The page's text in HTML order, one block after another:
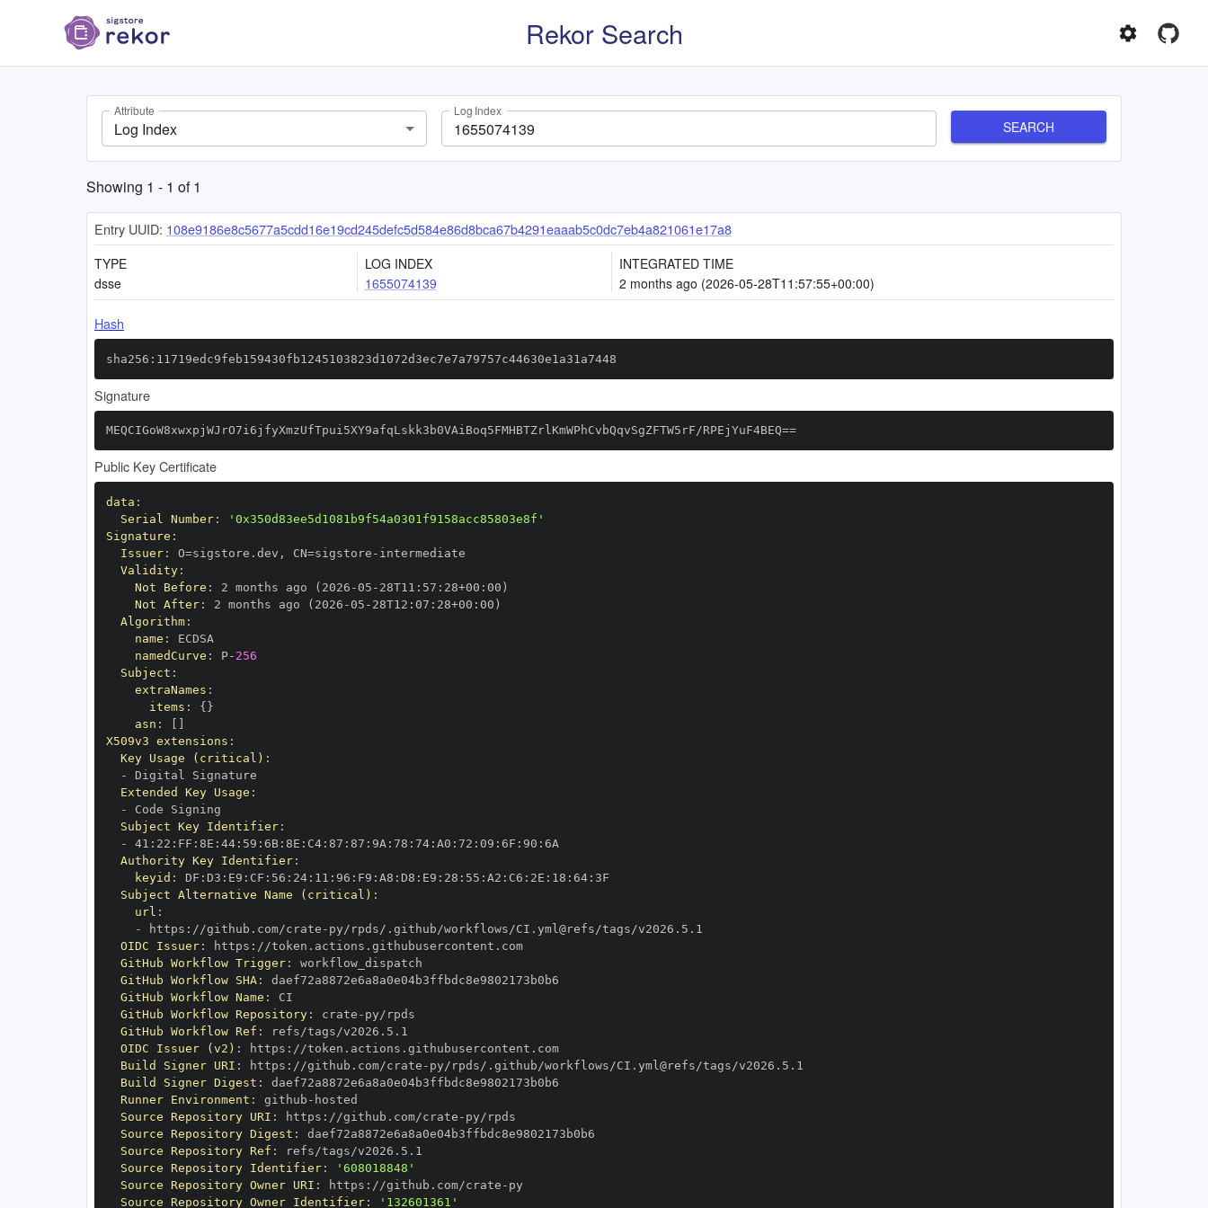
Rekor Search
Attribute
Log Index
Log Index
SEARCH
Showing 1 - 1 of1
Entry UUID: 108e9186e8c5677a5cdd16e19cd245defc5d584e86d8bca67b4291eaaab5c0dc7eb4a821061e17a8
TYPE
dsse
LOG INDEX
1655074139
INTEGRATED TIME
2 months ago (2026-05-28T11:57:55+00:00)
Hash
sha256:11719edc9feb159430fb1245103823d1072d3ec7e7a79757c44630e1a31a7448
Signature
MEQCIGoW8xwxpjWJrO7i6jfyXmzUfTpui5XY9afqLskk3b0VAiBoq5FMHBTZrlKmWPhCvbQqvSgZFTW5rF/RPEjYuF4BEQ==
Public Key Certificate
data :
Serial Number:
'0x350d83ee5d1081b9f54a0301f9158acc85803e8f'
Signature :
Issuer: O=sigstore.dev , CN=sigstore -
Validity:
Not Before : 2 months ago (2026 -05 - 28T11 : 57 : 28+00 :
Not After: 2 months ago (2026 -05 - 28T12 : 07 : 28+00 :
Algorithm:
name :
namedCurve : P- 256
Subject :
extraNames :
items : { }
asn :
X509v3 extensions :
Key Usage (critical) :
-
Extended Key Usage :
-
Subject Key Identifier:
-
41 : 22 : FF : 8E : 44: 59 : 6B: 8E : C4: 87 : 87 : 9A : 78 : 74: A0 : 72 : 09 : 6F : 90 :
Authority Key Identifier:
keyid : DF : D3 : E9 : CF : 56 : 24: 11 : 96 : F9 : A8 : D8 : E9 : 28 : 55 : A2 : C6 : 2E : 18 : 64:
Subject Alternative Name (critical) :
url :
-
https : //github.com/crate -
OIDC Issuer: https :
//token.actions.githubusercontent.com
GitHub Workflow Trigger:
GitHub Workflow SHA:
GitHub Workflow Name :
GitHub Workflow Repository: crate -
GitHub Workflow Ref :
OIDC Issuer (v2) : https :
//token.actions.githubusercontent.com
Build Signer URI : https : //github.com/crate -
Build Signer Digest :
Runner Environment : github -
Source Repository URI : https : //github.com/crate -
Source Repository Digest :
Source Repository Ref :
Source Repository Identifier:
'608018848'
Source Repository Owner URI : https : //github.com/crate -
Source Repository Owner Identifier: '132601361'